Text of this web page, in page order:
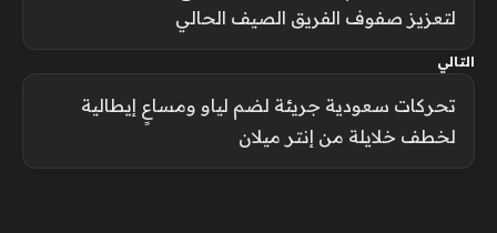
لتعزيز صفوف الفريق الصيف الحالي
التالي
تحركات سعودية جريئة لضم لياو ومساعٍ إيطالية
لخطف خلايلة من إنتر ميلان